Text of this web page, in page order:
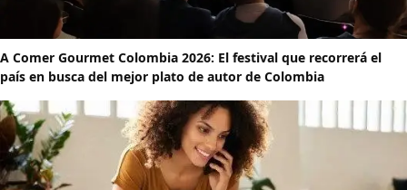
A Comer Gourmet Colombia 2026: El festival que recorrerá el
país en busca del mejor plato de autor de Colombia